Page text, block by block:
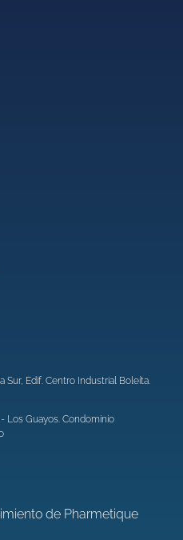
Sur, Edif. Centro Industrial Boleíta.
Los Guayos. Condominio
de Pharmetique